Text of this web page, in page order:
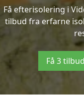
Få efterisolering i
tilbud fra erfarne
Få 3